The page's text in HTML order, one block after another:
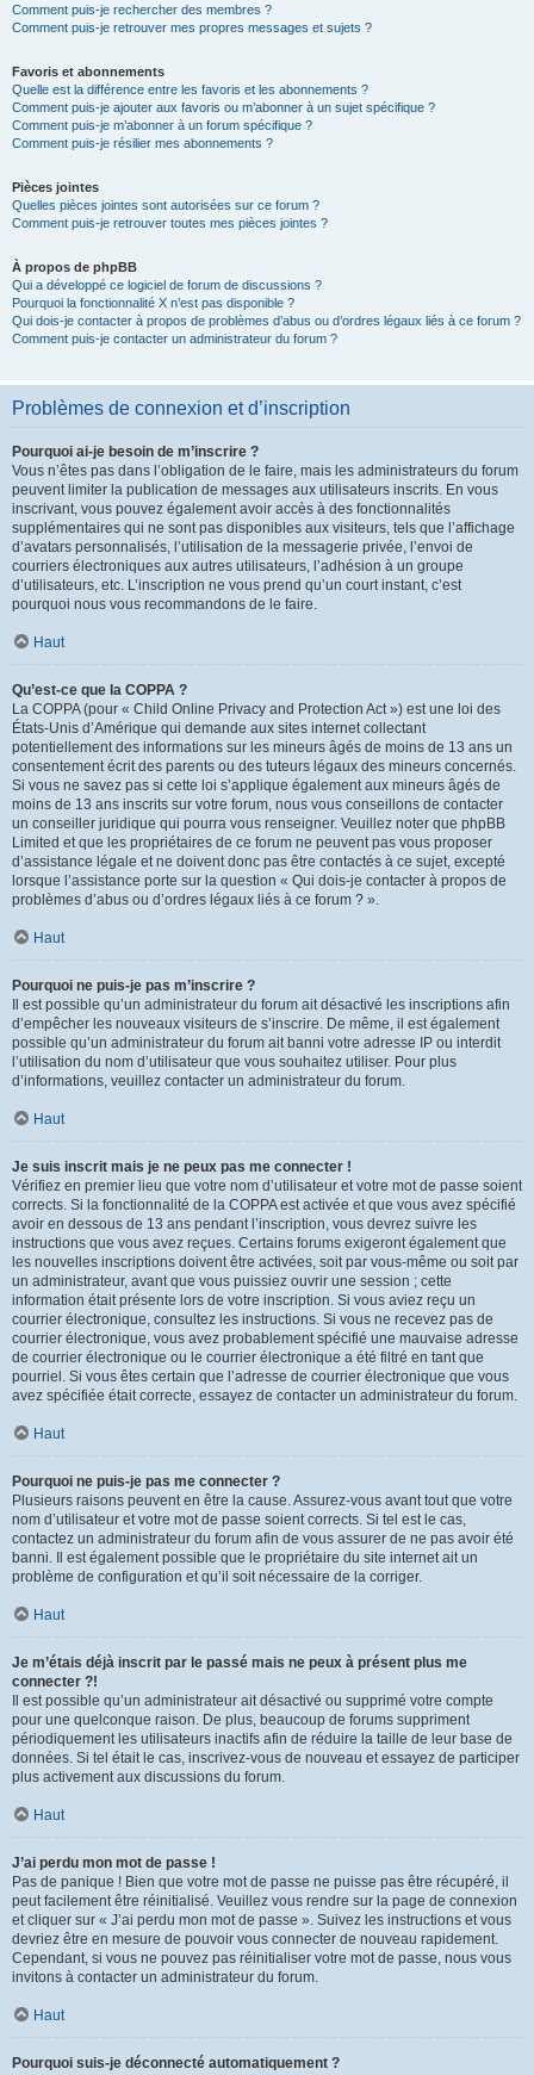
Comment puis-je rechercher des membres ?
Comment puis-je retrouver mes propres messages et sujets ?
Favoris et abonnements
Quelle est la différence entre les favoris et les abonnements ?
Comment puis-je ajouter aux favoris ou m’abonner à un sujet spécifique ?
Comment puis-je m’abonner à un forum spécifique ?
Comment puis-je résilier mes abonnements ?
Pièces jointes
Quelles pièces jointes sont autorisées sur ce forum ?
Comment puis-je retrouver toutes mes pièces jointes ?
À propos de phpBB
Qui a développé ce logiciel de forum de discussions ?
Pourquoi la fonctionnalité X n’est pas disponible ?
Qui dois-je contacter à propos de problèmes d’abus ou d’ordres légaux liés à ce forum ?
Comment puis-je contacter un administrateur du forum ?
Problèmes de connexion et d’inscription
Pourquoi ai-je besoin de m’inscrire ?
Vous n’êtes pas dans l’obligation de le faire, mais les administrateurs du forum
peuvent limiter la publication de messages aux utilisateurs inscrits. En vous
inscrivant, vous pouvez également avoir accès à des fonctionnalités
supplémentaires qui ne sont pas disponibles aux visiteurs, tels que l’affichage
d’avatars personnalisés, l’utilisation de la messagerie privée, l’envoi de
courriers électroniques aux autres utilisateurs, l’adhésion à un groupe
d’utilisateurs, etc. L’inscription ne vous prend qu’un court instant, c’est
pourquoi nous vous recommandons de le faire.
Haut
Qu’est-ce que la COPPA ?
La COPPA (pour « Child Online Privacy and Protection Act ») est une loi des
États-Unis d’Amérique qui demande aux sites internet collectant
potentiellement des informations sur les mineurs âgés de moins de 13 ans un
consentement écrit des parents ou des tuteurs légaux des mineurs concernés.
Si vous ne savez pas si cette loi s’applique également aux mineurs âgés de
moins de 13 ans inscrits sur votre forum, nous vous conseillons de contacter
un conseiller juridique qui pourra vous renseigner. Veuillez noter que phpBB
Limited et que les propriétaires de ce forum ne peuvent pas vous proposer
d’assistance légale et ne doivent donc pas être contactés à ce sujet, excepté
lorsque l’assistance porte sur la question « Qui dois-je contacter à propos de
problèmes d’abus ou d’ordres légaux liés à ce forum ? ».
Haut
Pourquoi ne puis-je pas m’inscrire ?
Il est possible qu’un administrateur du forum ait désactivé les inscriptions afin
d’empêcher les nouveaux visiteurs de s’inscrire. De même, il est également
possible qu’un administrateur du forum ait banni votre adresse IP ou interdit
l’utilisation du nom d’utilisateur que vous souhaitez utiliser. Pour plus
d’informations, veuillez contacter un administrateur du forum.
Haut
Je suis inscrit mais je ne peux pas me connecter !
Vérifiez en premier lieu que votre nom d’utilisateur et votre mot de passe soient
corrects. Si la fonctionnalité de la COPPA est activée et que vous avez spécifié
avoir en dessous de 13 ans pendant l’inscription, vous devrez suivre les
instructions que vous avez reçues. Certains forums exigeront également que
les nouvelles inscriptions doivent être activées, soit par vous-même ou soit par
un administrateur, avant que vous puissiez ouvrir une session ; cette
information était présente lors de votre inscription. Si vous aviez reçu un
courrier électronique, consultez les instructions. Si vous ne recevez pas de
courrier électronique, vous avez probablement spécifié une mauvaise adresse
de courrier électronique ou le courrier électronique a été filtré en tant que
pourriel. Si vous êtes certain que l’adresse de courrier électronique que vous
avez spécifiée était correcte, essayez de contacter un administrateur du forum.
Haut
Pourquoi ne puis-je pas me connecter ?
Plusieurs raisons peuvent en être la cause. Assurez-vous avant tout que votre
nom d’utilisateur et votre mot de passe soient corrects. Si tel est le cas,
contactez un administrateur du forum afin de vous assurer de ne pas avoir été
banni. Il est également possible que le propriétaire du site internet ait un
problème de configuration et qu’il soit nécessaire de la corriger.
Haut
Je m’étais déjà inscrit par le passé mais ne peux à présent plus me
connecter ?!
Il est possible qu’un administrateur ait désactivé ou supprimé votre compte
pour une quelconque raison. De plus, beaucoup de forums suppriment
périodiquement les utilisateurs inactifs afin de réduire la taille de leur base de
données. Si tel était le cas, inscrivez-vous de nouveau et essayez de participer
plus activement aux discussions du forum.
Haut
J’ai perdu mon mot de passe !
Pas de panique ! Bien que votre mot de passe ne puisse pas être récupéré, il
peut facilement être réinitialisé. Veuillez vous rendre sur la page de connexion
et cliquer sur « J’ai perdu mon mot de passe ». Suivez les instructions et vous
devriez être en mesure de pouvoir vous connecter de nouveau rapidement.
Cependant, si vous ne pouvez pas réinitialiser votre mot de passe, nous vous
invitons à contacter un administrateur du forum.
Haut
Pourquoi suis-je déconnecté automatiquement ?